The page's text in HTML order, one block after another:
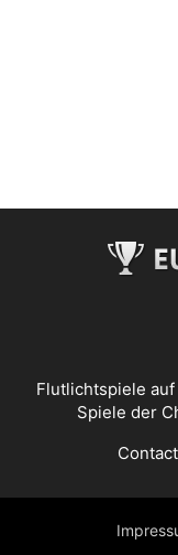
Flutlichtspiele
Spiele der